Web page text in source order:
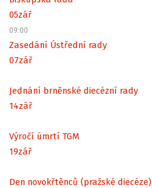
05zář
09:00
Zasedání Ústřední rady
07zář
Jednání brněnské diecézní rady
14zář
Výročí úmrtí TGM
19zář
Den novokřtěnců (pražské diecéze)